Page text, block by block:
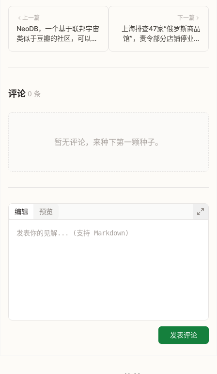
上一篇
NeoDB，一个基于联邦宇宙
类似于豆瓣的社区，可以评
下一篇
上海排查47家“俄罗斯商品
馆”，责令部分店铺停业整
评论 0 条
暂无评论，来种下第一颗种子。
编辑 预览
发表评论